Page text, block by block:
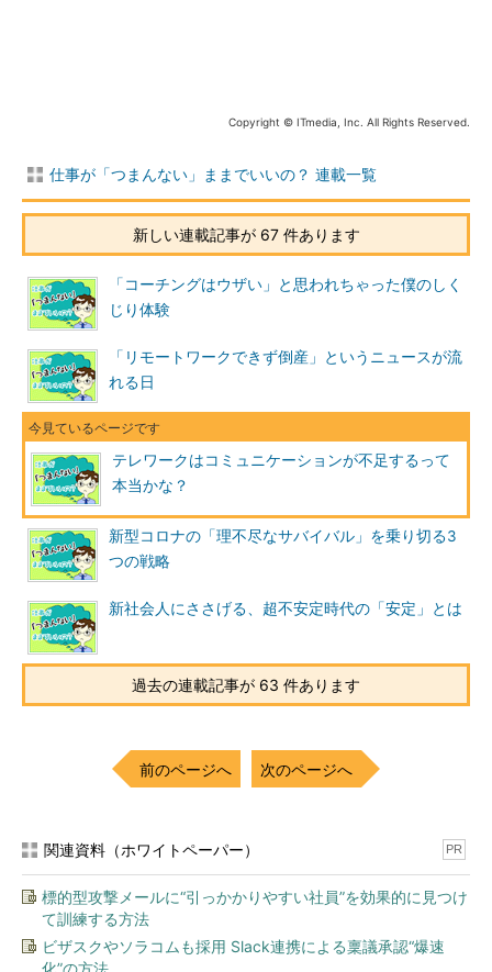
もしあなたがリーダーのような立場なら、メンバー同士が気軽
な言葉を使ってみませんか。
なお、身近な同僚とのやりとりはフランクでも問題ありません
が、顧客とのやりとりでは、過度にフランクになり過ぎないよう
に注意しましょう。
「否定表現」を「肯定表現」にする
テキストでのやりとりは、対面で同じ言葉を伝えるよりも、言
葉尻を冷たく感じることが少なくありません。特に、否定的な話
は思った以上に冷たく伝わる恐れがあります。
そこで、否定表現（××するな）は、意識的に肯定表現（○○す
る）に言い換えてみましょう。
例えば、同僚に「個人的なやりとりをオープンな場でするのは
やめた方がいいですよ」のように否定表現で伝えられると、「ピ
シャリ」と指摘された感じがします。一方、「個人的なやりとり
は、閉じた場でやりとりした方が安全ですね」といった肯定表現
なら、内容は同じでも、単なる否定や禁止ではなく、提案の形に
なります。
主語を変えてみよう
Copyright © ITmedia, Inc. All Rights Reserved.
仕事が「つまんない」ままでいいの？ 連載一覧
新しい連載記事が 67 件あります
「コーチングはウザい」と思われちゃった僕のしく
じり体験
「リモートワークできず倒産」というニュースが流
れる日
テレワークはコミュニケーションが不足するって
本当かな？
新型コロナの「理不尽なサバイバル」を乗り切る3
つの戦略
新社会人にささげる、超不安定時代の「安定」とは
過去の連載記事が 63 件あります
前のページへ 次のページへ
関連資料（ホワイトペーパー） PR
標的型攻撃メールに“引っかかりやすい社員”を効果的に見つけ
て訓練する方法
ビザスクやソラコムも採用 Slack連携による稟議承認“爆速
化”の方法